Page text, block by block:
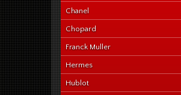
Chanel
Chopard
Franck Muller
Hermes
Hublot